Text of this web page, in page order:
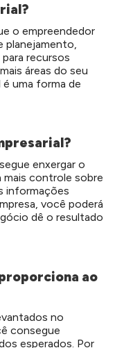
o empreendedor
planejamento,
recursos
áreas do seu
uma forma de
enxergar o
mais controle sobre
informações
você poderá
dê o resultado
ao
no
consegue
esperados. Por